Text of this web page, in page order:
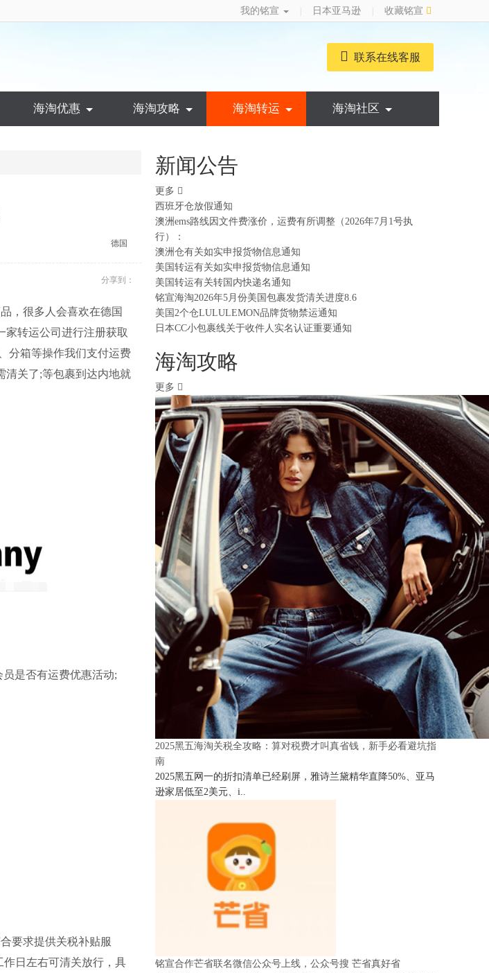
我的铭宣 日本亚马逊
收藏铭宣
联系在线客服
海淘优惠 海淘攻略 海淘转运 海淘社区
德国
分享到：
，很多人会喜欢在德国
家转运公司 进行注册获取
分箱等操作我们支付运费
清关了;等包裹到达内地就
是否有运费优惠活动;
要求提供关税补贴服
日左右可清关放行，具
新闻公告
更多
西班牙仓放假通知
澳洲ems路线因文件费涨价，运费有所调整（2026年7月1号执
行）：
澳洲仓有关如实申报货物信息通知
美国转运有关如实申报货物信息通知
美国转运有关转国内快递名通知
铭宣海淘2026年5月份美国包裹发货清关进度8.6
美国2个仓LULULEMON品牌货物禁运通知
日本CC小包裹线关于收件人实名认证重要通知
海淘攻略
更多
2025黑五海淘关税全攻略：算对税费才叫真省钱，新手必看避坑指
南
2025黑五网一的折扣清单已经刷屏，雅诗兰黛精华直降50%、亚马
逊家居低至2美元、i..
铭宣合作芒省联名微信公众号上线，公众号搜 芒省真好省